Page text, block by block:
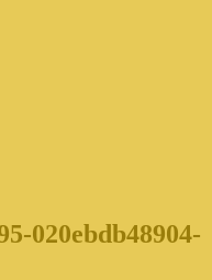
020ebdb48904-